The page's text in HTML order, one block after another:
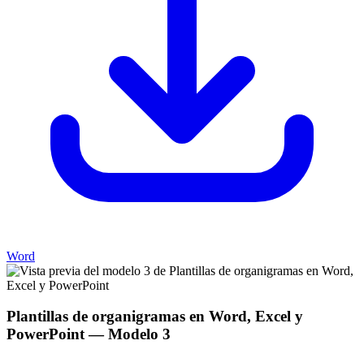
Word
Plantillas de organigramas en Word, Excel y
PowerPoint— Modelo 3